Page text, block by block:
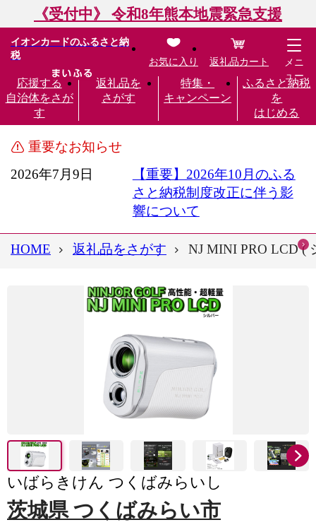
《受付中》 令和8年熊本地震緊急支援
イオンカードのふるさと納
税
応援する
自治体をさが
す
返礼品を
さがす
特集・
キャンペーン
ふるさと納税
を
はじめる
お気に入り 返礼品カート
メニ
ュー
重要なお知らせ
2026年7月9日
【重要】2026年10月のふる
さと納税制度改正に伴う影
響について
HOME 返礼品をさがす NJ MINI PRO LCD (
いばらきけん つくばみらいし
茨城県 つくばみらい市